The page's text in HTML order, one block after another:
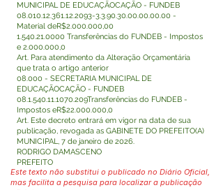
MUNICIPAL DE EDUCAÇÃOCAÇÃO - FUNDEB
08.010.12.361.12.2093-3.3.90.30.00.00.00.00 -
Material deR$2.000.000,00
1.540.21.0000 Transferências do FUNDEB - Impostos
e 2.000.000,0
Art. Para atendimento da Alteração Orçamentária
que trata o artigo anterior
08.000 - SECRETARIA MUNICIPAL DE
EDUCAÇÃOCAÇÃO - FUNDEB
08.1.540.11.1070.209Transferências do FUNDEB -
Impostos eR$22.000.000,0
Art. Este decreto entrará em vigor na data de sua
publicação, revogada as GABINETE DO PREFEITO(A)
MUNICIPAL, 7 de janeiro de 2026.
RODRIGO DAMASCENO
PREFEITO
Este texto não substitui o publicado no Diário Oficial,
mas facilita a pesquisa para localizar a publicação